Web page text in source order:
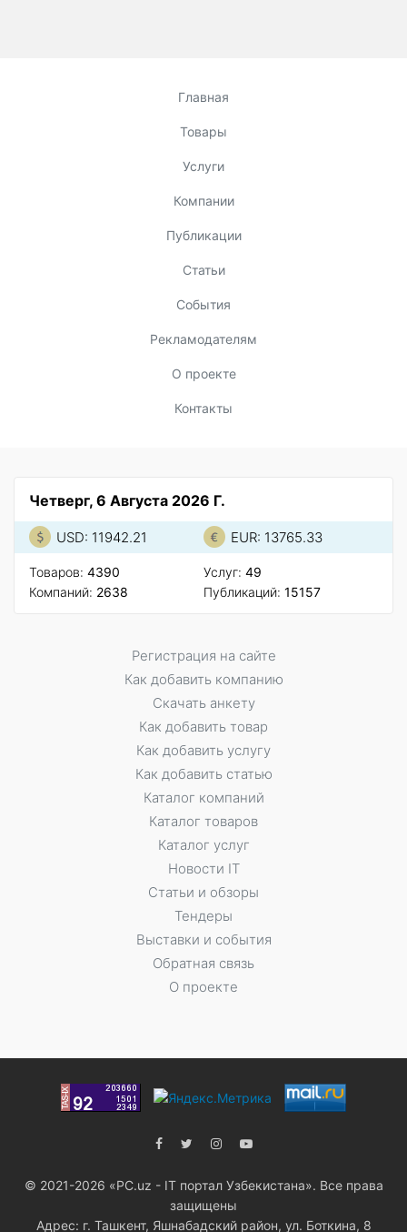
Главная
Товары
Услуги
Компании
Публикации
Статьи
События
Рекламодателям
О проекте
Контакты
Четверг, 6 Августа 2026 Г.
USD: 11942.21 EUR: 13765.33
Товаров: 4390
Компаний: 2638
Услуг: 49
Публикаций: 15157
Регистрация на сайте
Как добавить компанию
Скачать анкету
Как добавить товар
Как добавить услугу
Как добавить статью
Каталог компаний
Каталог товаров
Каталог услуг
Новости IT
Статьи и обзоры
Тендеры
Выставки и события
Обратная связь
О проекте
© 2021-2026 «PC.uz - IT портал Узбекистана». Все права
защищены
Адрес: г. Ташкент, Яшнабадский район, ул. Боткина, 8